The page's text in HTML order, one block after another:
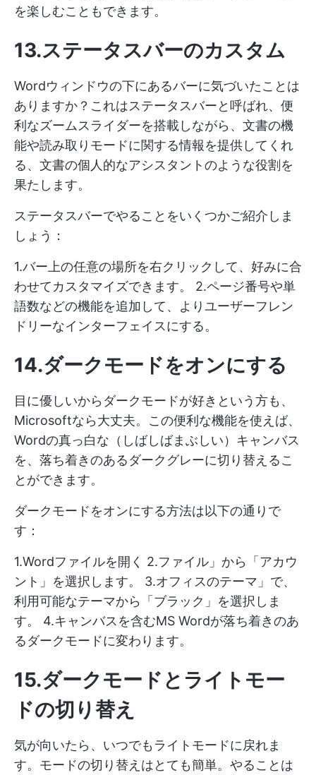
を楽しむこともできます。
13.ステータスバーのカスタム
Wordウィンドウの下にあるバーに気づいたことは
ありますか？これはステータスバーと呼ばれ、便
利なズームスライダーを搭載しながら、文書の機
能や読み取りモードに関する情報を提供してくれ
る、文書の個人的なアシスタントのような役割を
果たします。
ステータスバーでやることをいくつかご紹介しま
しょう：
1.バー上の任意の場所を右クリックして、好みに合
わせてカスタマイズできます。 2.ページ番号や単
語数などの機能を追加して、よりユーザーフレン
ドリーなインターフェイスにする。
14.ダークモードをオンにする
目に優しいからダークモードが好きという方も、
Microsoftなら大丈夫。この便利な機能を使えば、
Wordの真っ白な（しばしばまぶしい）キャンバス
を、落ち着きのあるダークグレーに切り替えるこ
とができます。
ダークモードをオンにする方法は以下の通りで
す：
1.Wordファイルを開く 2.ファイル」から「アカウ
ント」を選択します。 3.オフィスのテーマ」で、
利用可能なテーマから「ブラック」を選択しま
す。 4.キャンバスを含むMS Wordが落ち着きのあ
るダークモードに変わります。
15.ダークモードとライトモー
ドの切り替え
気が向いたら、いつでもライトモードに戻れま
す。モードの切り替えはとても簡単。やることは